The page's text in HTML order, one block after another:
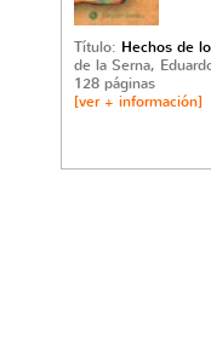
Título: Hechos de
de la Serna,
128 páginas
[ver + información]